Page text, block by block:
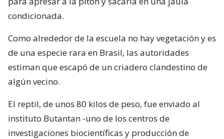
condicionada.
Como alrededor de la escuela no hay vegetación y es
de una especie rara en Brasil, las autoridades
estiman que escapó de un criadero clandestino de
algún vecino.
El reptil, de unos 80 kilos de peso, fue enviado al
instituto Butantan -uno de los centros de
investigaciones biocientíficas y producción de